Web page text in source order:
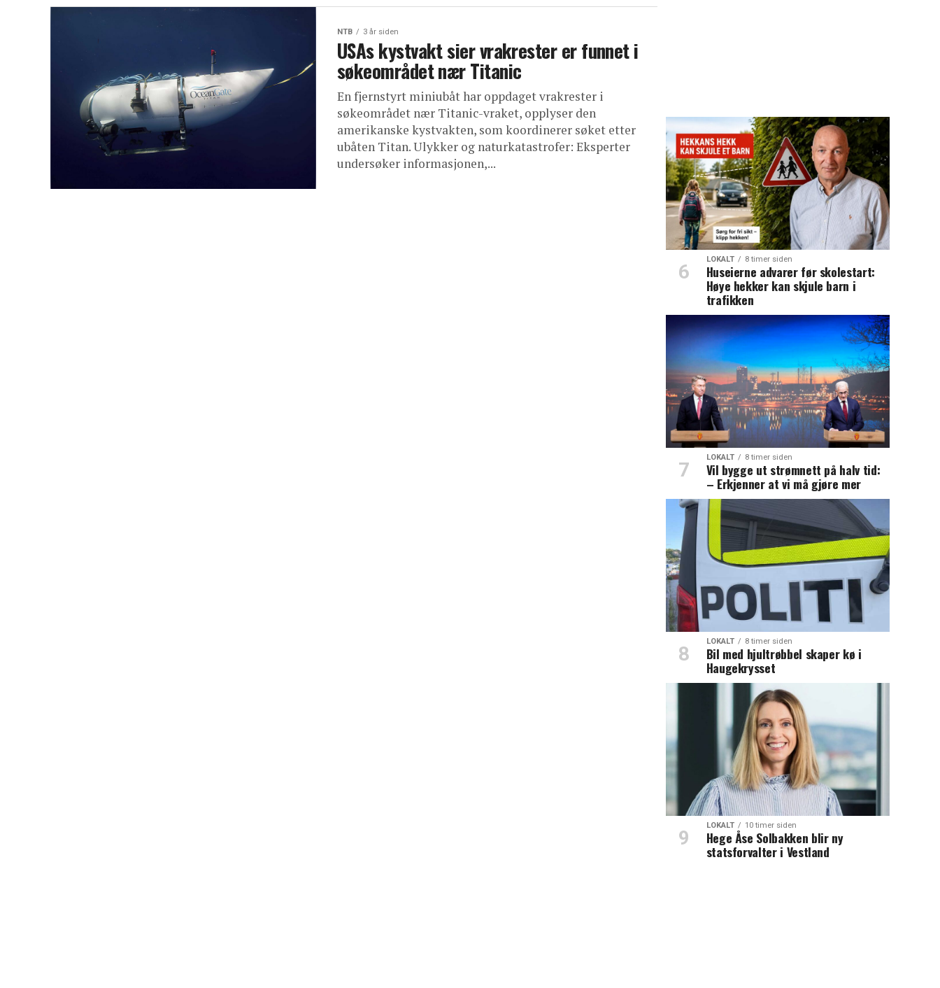
NTB 3 år siden
USAs kystvakt sier vrakrester er funnet i
søkeområdet nær Titanic
En fjernstyrt miniubåt har oppdaget vrakrester i
søkeområdet nær Titanic-vraket, opplyser den
amerikanske kystvakten, som koordinerer søket etter
ubåten Titan. Ulykker og naturkatastrofer: Eksperter
undersøker informasjonen,...
LOKALT 8 timer siden
Huseierne advarer før skolestart:
Høye hekker kan skjule barn i
trafikken
LOKALT 8 timer siden
Vil bygge ut strømnett på halv tid:
– Erkjenner at vi må gjøre mer
LOKALT 8 timer siden
Bil med hjultrøbbel skaper kø i
Haugekrysset
LOKALT 10 timer siden
Hege Åse Solbakken blir ny
statsforvalter i Vestland